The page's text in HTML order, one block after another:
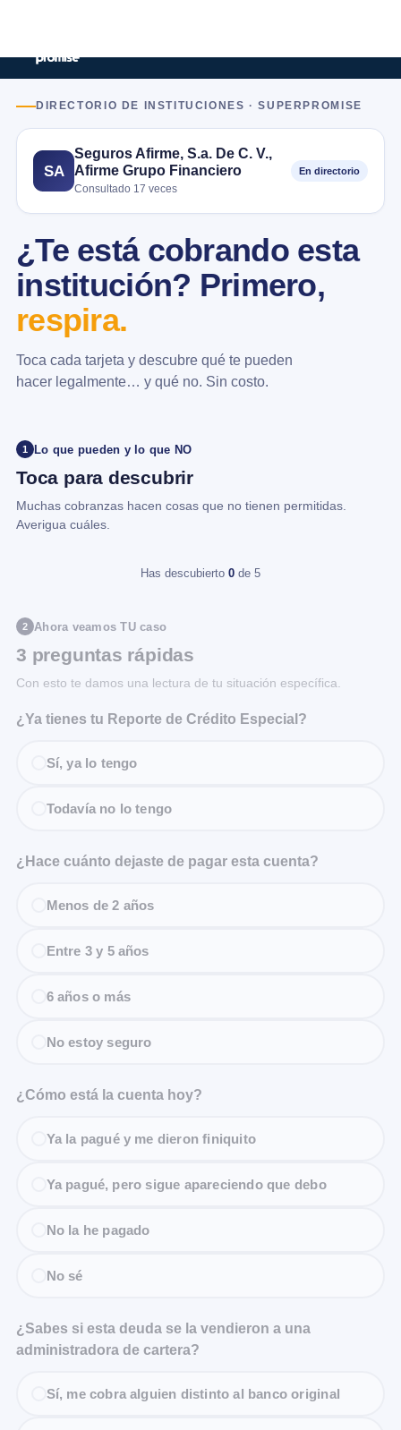
DIRECTORIO DE INSTITUCIONES · SUPERPROMISE
SA
Seguros Afirme, S.a. De C. V.,
Afirme Grupo Financiero
Consultado 17 veces
En directorio
¿Te está cobrando esta
institución? Primero,
respira.
Toca cada tarjeta y descubre qué te pueden
hacer legalmente… y qué no. Sin costo.
1 Lo que pueden y lo que NO
Toca para descubrir
Muchas cobranzas hacen cosas que no tienen permitidas.
Averigua cuáles.
Has descubierto 0 de 5
2 Ahora veamos TU caso
3 preguntas rápidas
Con esto te damos una lectura de tu situación específica.
¿Ya tienes tu Reporte de Crédito Especial?
Sí, ya lo tengo
Todavía no lo tengo
¿Hace cuánto dejaste de pagar esta cuenta?
Menos de 2 años
Entre 3 y 5 años
6 años o más
No estoy seguro
¿Cómo está la cuenta hoy?
Ya la pagué y me dieron finiquito
Ya pagué, pero sigue apareciendo que debo
No la he pagado
No sé
¿Sabes si esta deuda se la vendieron a una
administradora de cartera?
Sí, me cobra alguien distinto al banco original